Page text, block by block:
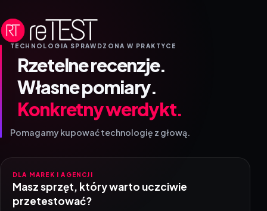
TECHNOLOGIA SPRAWDZONA W PRAKTYCE
Rzetelne recenzje.
Własne pomiary.
Konkretny werdykt.
Pomagamy kupować technologię z głową.
DLA MAREK I AGENCJI
Masz sprzęt, który warto uczciwie
przetestować?